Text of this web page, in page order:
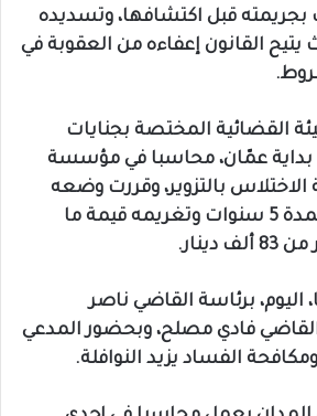
بجريمته قبل اكتشافها، وتسديده
القانون إعفاءه من العقوبة في
القضائية المختصة بجنايات
عمّان، محاسبا في مؤسسة
الاختلاس بالتزوير، وقررت وضعه
بالأشغال المؤقتة لمدة 5 سنوات وتغريمه قيمة ما
برئاسة القاضي ناصر
فادي مصلح، وبحضور المدعي
الفساد يزيد النوافلة.